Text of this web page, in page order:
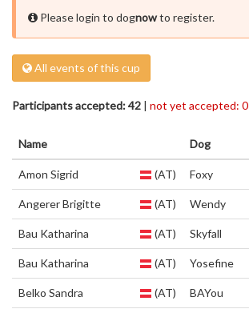
Please login to dognowto register.
All events of this cup
Participants accepted: 42 | not yet accepted: 0
Name Dog
Amon Sigrid (AT) Foxy
Angerer Brigitte (AT) Wendy
Bau Katharina (AT) Skyfall
Bau Katharina (AT) Yosefine
Belko Sandra (AT) BAYou